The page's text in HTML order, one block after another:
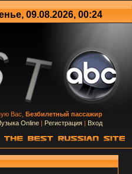
09.08.2026, 00:24
Вас, Безбилетный пассажир
Online | Регистрация | Вход